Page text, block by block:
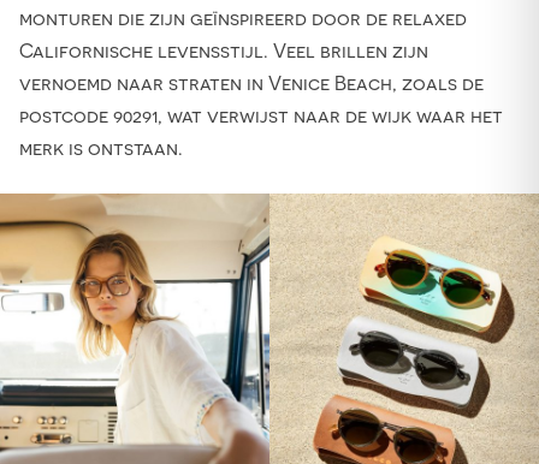
monturen die zijn geïnspireerd door de relaxed
Californische levensstijl. Veel brillen zijn
vernoemd naar straten in Venice Beach, zoals de
postcode 90291, wat verwijst naar de wijk waar het
merk is ontstaan.